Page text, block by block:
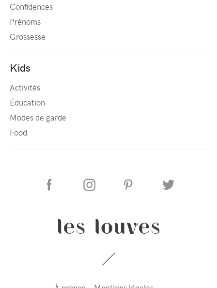
Confidences
Prénoms
Grossesse
Kids
Activités
Éducation
Modes de garde
Food